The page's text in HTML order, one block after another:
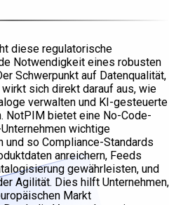
diese regulatorische
Notwendigkeit eines robusten
Schwerpunkt auf Datenqualität,
sich direkt darauf aus, wie
verwalten und KI-gesteuerte
NotPIM bietet eine No-Code-
wichtige
so Compliance-Standards
anreichern, Feeds
gewährleisten, und
Agilität. Dies hilft Unternehmen,
Markt